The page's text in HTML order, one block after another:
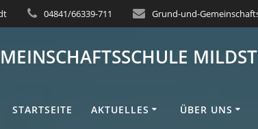
04841/66339-711 Grund-und-
STARTSEITE AKTUELLES ÜBER UNS